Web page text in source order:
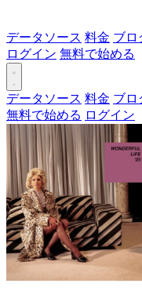
データソース 料金 ブロ
ログイン 無料で始める
データソース 料金 ブロ
無料で始める ログイン